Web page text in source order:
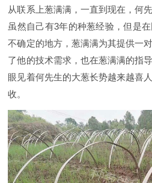
从联系上葱满满，一直到现在，何
虽然自己有3年的种葱经验，但是
不确定的地方，葱满满为其提供一
了他的技术需求，也在葱满满的指
眼见着何先生的大葱长势越来越喜
收。